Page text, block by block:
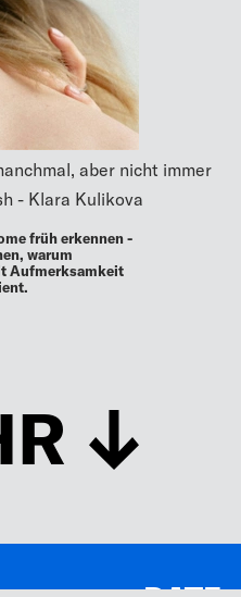
aber nicht immer
- Klara Kulikova
früh erkennen -
warum
Aufmerksamkeit